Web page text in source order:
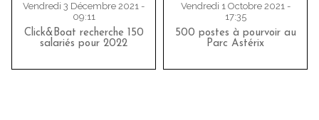
Vendredi 3 Décembre 2021 -
09:11
Click&Boat recherche 150
salariés pour 2022
Vendredi 1 Octobre 2021 -
17:35
500 postes à pourvoir au
Parc Astérix